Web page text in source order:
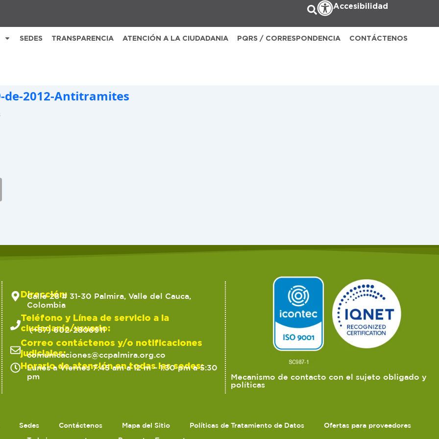
Accesibilidad
SEDES TRANSPARENCIA ATENCIÓN A LA CIUDADANIA PQRS / CORRESPONDENCIA CONTÁCTENOS
de-2012-Antitramites
Dirección:
Calle 28 # 31-30 Palmira, Valle del Cauca,
Colombia
Teléfono y Línea de servicio a la
ciudadanía/usuario:
(+57) 602-2806911
Correo contáctenos y/o notificaciones
judiciales:
comunicaciones@ccpalmira.org.co
Horario de atención en todas las sedes:
Lunes a Viernes 7:45 am a 12 m – 1:30 pm a 5:30
pm
Mecanismo de contacto con el sujeto obligado y
políticas
Sedes Contáctenos Mapa del Sitio Políticas de Tratamiento de Datos
Ofertas para proveedores